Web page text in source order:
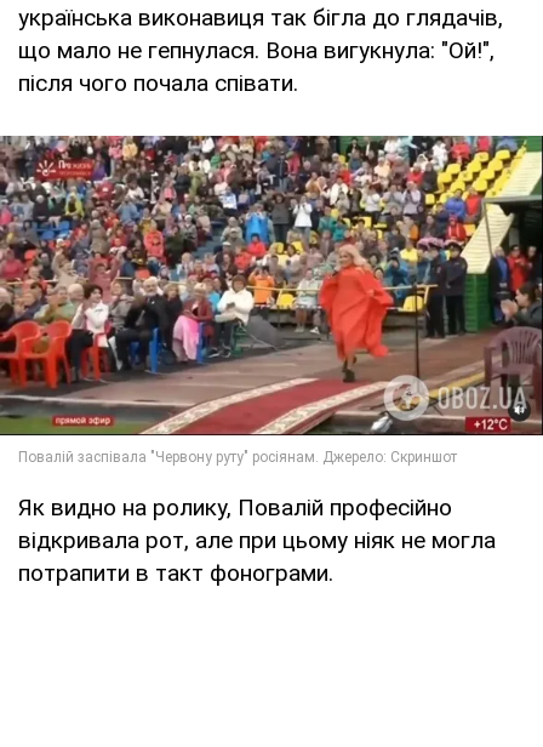
українська виконавиця так бігла до глядачів,
що мало не гепнулася. Вона вигукнула: "Ой!",
після чого почала співати.
Як видно на ролику, Повалій професійно
відкривала рот, але при цьому ніяк не могла
потрапити в такт фонограми.